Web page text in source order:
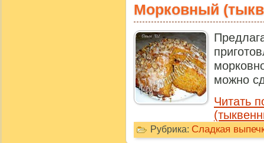
Морковный
можно
Читать
Рубрика: Сладкая